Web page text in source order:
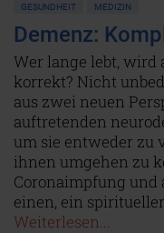
GESUNDHEIT
MEDIZIN
Demenz:
Wer lange lebt,
korrekt? Nicht
aus zwei neuen
auftretenden
um sie entweder zu
ihnen umgehen zu
Coronaimpfung und
einen, ein
Weiterlesen...